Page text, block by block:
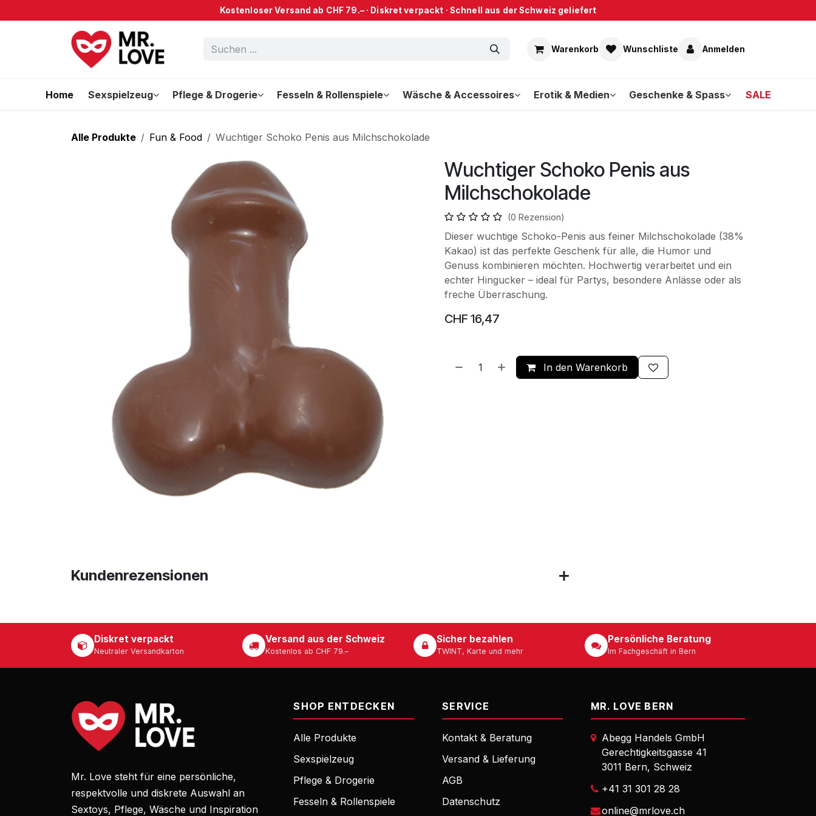
Kostenloser Versand ab CHF 79.– · Diskret verpackt · Schnell aus der Schweiz geliefert
Warenkorb Wunschliste Anmelden
Home Sexspielzeug Pflege & Drogerie Fesseln & Rollenspiele Wäsche & Accessoires Erotik & Medien Geschenke & Spass SALE
Alle Produkte Fun & Food Wuchtiger Schoko Penis aus Milchschokolade
Wuchtiger Schoko Penis aus
Milchschokolade
(0 Rezension)
Dieser wuchtige Schoko-Penis aus feiner Milchschokolade (38%
Kakao) ist das perfekte Geschenk für alle, die Humor und
Genuss kombinieren möchten. Hochwertig verarbeitet und ein
echter Hingucker – ideal für Partys, besondere Anlässe oder als
freche Überraschung.
CHF 16,47
In den Warenkorb
Kundenrezensionen
Diskret verpackt
Neutraler Versandkarton
Versand aus der Schweiz
Kostenlos ab CHF 79.–
Sicher bezahlen
TWINT, Karte und mehr
Persönliche Beratung
Im Fachgeschäft in Bern
Mr. Love steht für eine persönliche,
respektvolle und diskrete Auswahl an
Sextoys, Pflege, Wäsche und Inspiration
SHOP ENTDECKEN
Alle Produkte
Sexspielzeug
Pflege & Drogerie
Fesseln & Rollenspiele
SERVICE
Kontakt & Beratung
Versand & Lieferung
AGB
Datenschutz
MR. LOVE BERN
Abegg Handels GmbH
Gerechtigkeitsgasse 41
3011 Bern, Schweiz
+41 31 301 28 28
online@mrlove.ch